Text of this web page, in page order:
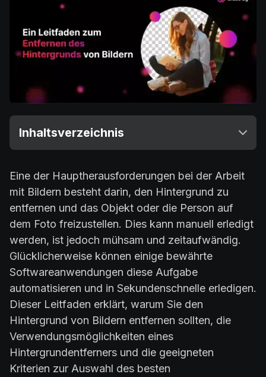
Inhaltsverzeichnis
Eine der Hauptherausforderungen bei der Arbeit
mit Bildern besteht darin, den Hintergrund zu
entfernen und das Objekt oder die Person auf
dem Foto freizustellen. Dies kann manuell erledigt
werden, ist jedoch mühsam und zeitaufwändig.
Glücklicherweise können einige bewährte
Softwareanwendungen diese Aufgabe
automatisieren und in Sekundenschnelle erledigen.
Dieser Leitfaden erklärt, warum Sie den
Hintergrund von Bildern entfernen sollten, die
Verwendungsmöglichkeiten eines
Hintergrundentferners und die geeigneten
Kriterien zur Auswahl des besten